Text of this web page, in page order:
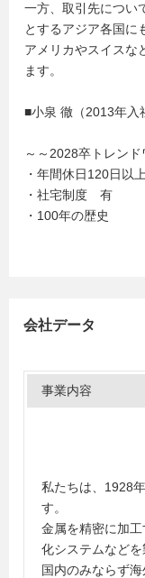
一方、取引先につい
とするアジア各国に
アメリカやスイスな
ます。
■小泉 徹（2013年入
～～2028卒トレンド
・年間休日120日以上
・社宅制度 有
・100年の歴史
会社データ
事業内容
私たちは、1928
す。
金属を精密に加
化システムなどを
国内のみならず